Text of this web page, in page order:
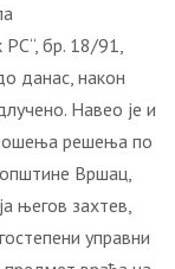
РС“, бр. 18/91,
данас, након
Навео је и
решења по
Вршац,
његов захтев,
управни